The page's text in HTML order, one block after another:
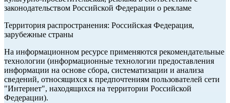
законодательством Российской Федерации о рекламе
Территория распространения: Российская Федерация,
зарубежные страны
На информационном ресурсе применяются рекомендательные
технологии (информационные технологии предоставления
информации на основе сбора, систематизации и анализа
сведений, относящихся к предпочтениям пользователей сети
"Интернет", находящихся на территории Российской
Федерации).